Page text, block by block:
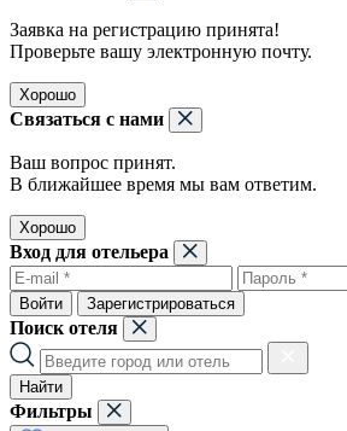
Заявка на регистрацию принята!
Проверьте вашу электронную почту.
Хорошо
Связаться с нами
Ваш вопрос принят.
В ближайшее время мы вам ответим.
Хорошо
Вход для отельера
Войти Зарегистрироваться
Поиск отеля
Найти
Фильтры